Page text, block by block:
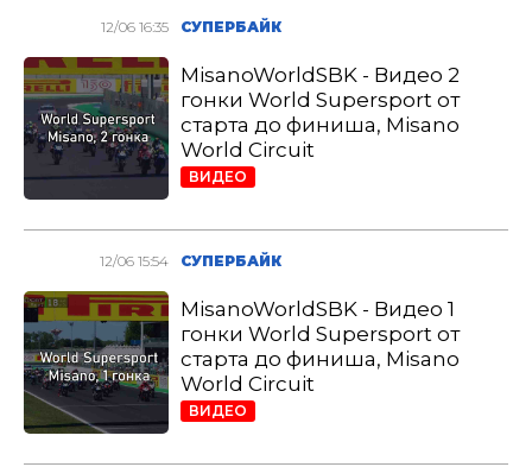
12/06 16:35 СУПЕРБАЙК
MisanoWorldSBK - Видео 2
гонки World Supersport от
старта до финиша, Misano
World Circuit
ВИДЕО
12/06 15:54 СУПЕРБАЙК
MisanoWorldSBK - Видео 1
гонки World Supersport от
старта до финиша, Misano
World Circuit
ВИДЕО